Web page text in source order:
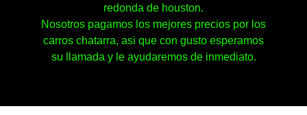
redonda de houston.
Nosotros pagamos los mejores precios por los
carros chatarra, asi que con gusto esperamos
su llamada y le ayudaremos de inmediato.